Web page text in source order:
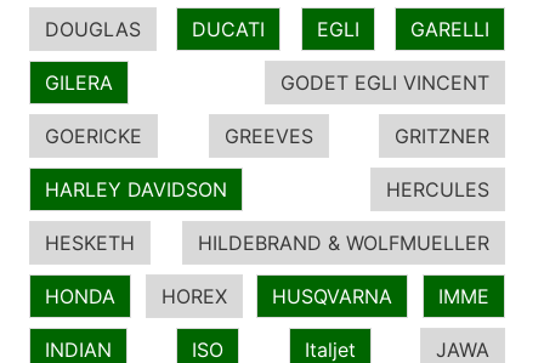
DOUGLAS DUCATI EGLI GARELLI
GILERA GODET EGLI VINCENT
GOERICKE GREEVES GRITZNER
HARLEY DAVIDSON HERCULES
HESKETH HILDEBRAND & WOLFMUELLER
HONDA HOREX HUSQVARNA IMME
INDIAN ISO Italjet JAWA